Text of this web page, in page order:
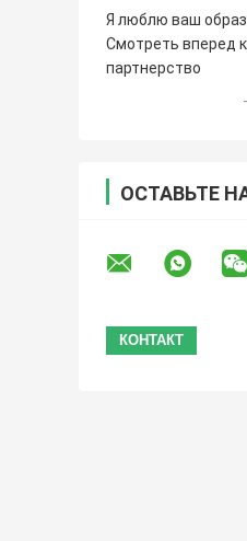
Я люблю ваш
Смотреть вперед
партнерство
ОСТАВЬТЕ